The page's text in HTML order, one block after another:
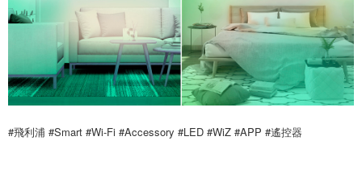
#飛利浦 #Smart #Wi-Fi #Accessory #LED #WiZ #APP #遙控器